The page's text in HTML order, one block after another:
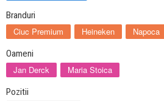
Branduri
Ciuc Premium Heineken Napoca
Oameni
Jan Derck Maria Stoica
Pozitii